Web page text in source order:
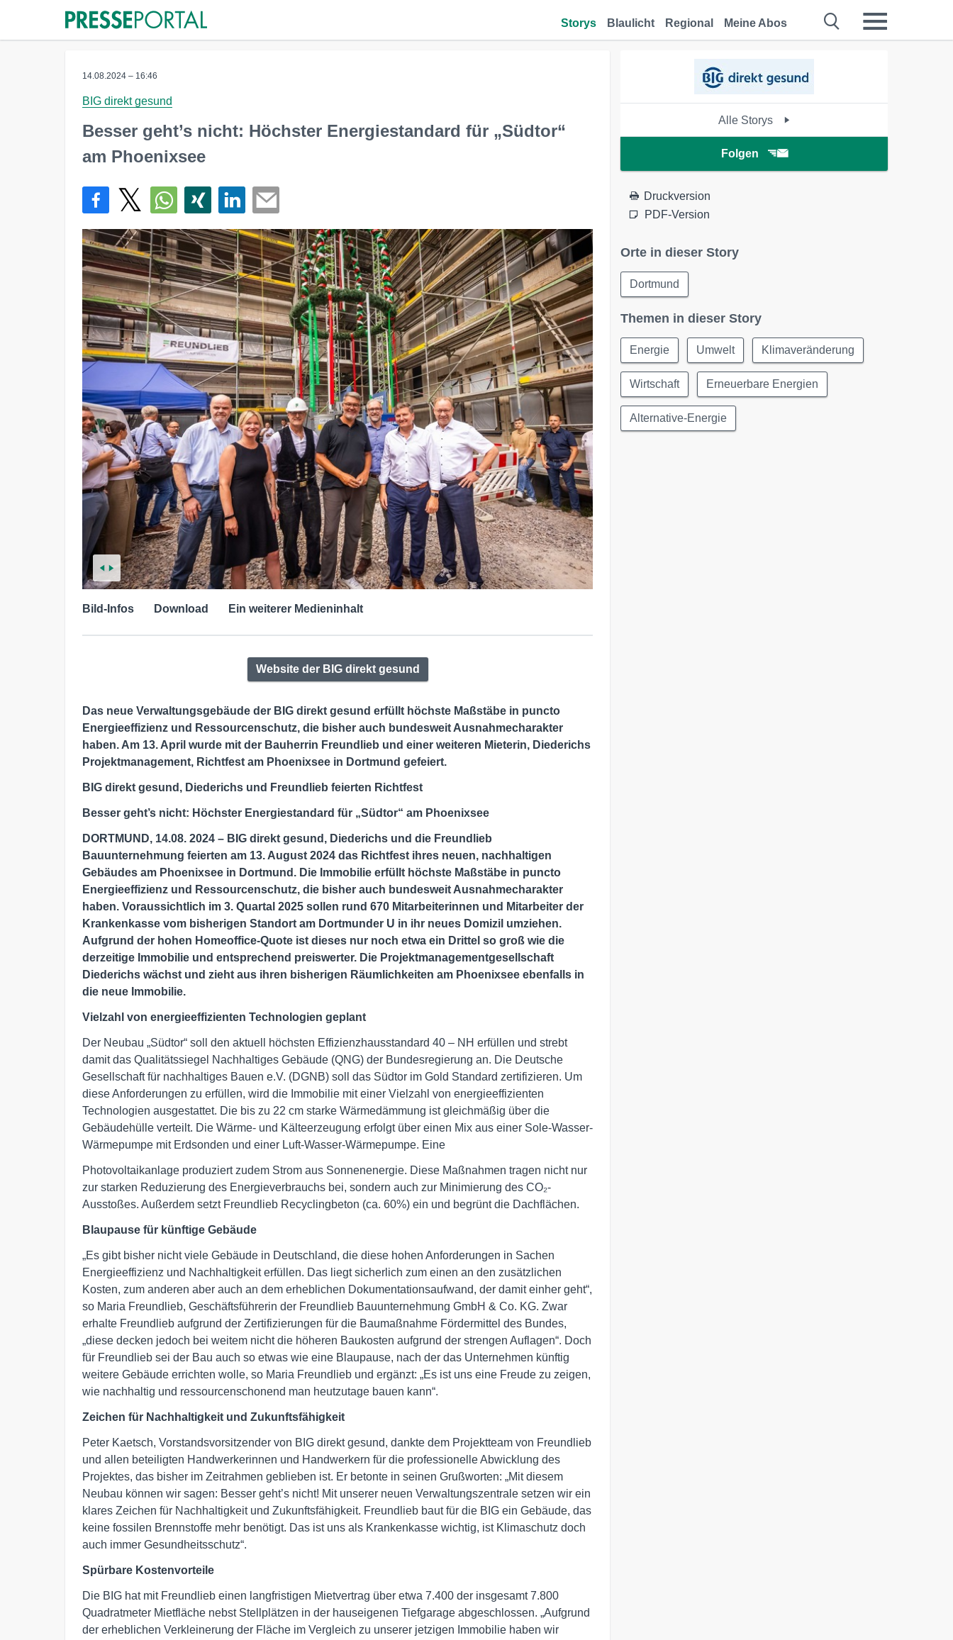
Storys Blaulicht Regional Meine Abos
14.08.2024 – 16:46
BIG direkt gesund
Besser geht’s nicht: Höchster Energiestandard für „Südtor“
am Phoenixsee
Bild-Infos Download Ein weiterer Medieninhalt
Website der BIG direkt gesund
Das neue Verwaltungsgebäude der BIG direkt gesund erfüllt höchste Maßstäbe in puncto
Energieeffizienz und Ressourcenschutz, die bisher auch bundesweit Ausnahmecharakter
haben. Am 13. April wurde mit der Bauherrin Freundlieb und einer weiteren Mieterin, Diederichs
Projektmanagement, Richtfest am Phoenixsee in Dortmund gefeiert.
BIG direkt gesund, Diederichs und Freundlieb feierten Richtfest
Besser geht’s nicht: Höchster Energiestandard für „Südtor“ am Phoenixsee
DORTMUND, 14.08. 2024 – BIG direkt gesund, Diederichs und die Freundlieb
Bauunternehmung feierten am 13. August 2024 das Richtfest ihres neuen, nachhaltigen
Gebäudes am Phoenixsee in Dortmund. Die Immobilie erfüllt höchste Maßstäbe in puncto
Energieeffizienz und Ressourcenschutz, die bisher auch bundesweit Ausnahmecharakter
haben. Voraussichtlich im 3. Quartal 2025 sollen rund 670 Mitarbeiterinnen und Mitarbeiter der
Krankenkasse vom bisherigen Standort am Dortmunder U in ihr neues Domizil umziehen.
Aufgrund der hohen Homeoffice-Quote ist dieses nur noch etwa ein Drittel so groß wie die
derzeitige Immobilie und entsprechend preiswerter. Die Projektmanagementgesellschaft
Diederichs wächst und zieht aus ihren bisherigen Räumlichkeiten am Phoenixsee ebenfalls in
die neue Immobilie.
Vielzahl von energieeffizienten Technologien geplant
Der Neubau „Südtor“ soll den aktuell höchsten Effizienzhausstandard 40 – NH erfüllen und strebt
damit das Qualitätssiegel Nachhaltiges Gebäude (QNG) der Bundesregierung an. Die Deutsche
Gesellschaft für nachhaltiges Bauen e.V. (DGNB) soll das Südtor im Gold Standard zertifizieren. Um
diese Anforderungen zu erfüllen, wird die Immobilie mit einer Vielzahl von energieeffizienten
Technologien ausgestattet. Die bis zu 22 cm starke Wärmedämmung ist gleichmäßig über die
Gebäudehülle verteilt. Die Wärme- und Kälteerzeugung erfolgt über einen Mix aus einer Sole-Wasser-
Wärmepumpe mit Erdsonden und einer Luft-Wasser-Wärmepumpe. Eine
Photovoltaikanlage produziert zudem Strom aus Sonnenenergie. Diese Maßnahmen tragen nicht nur
zur starken Reduzierung des Energieverbrauchs bei, sondern auch zur Minimierung des CO₂-
Ausstoßes. Außerdem setzt Freundlieb Recyclingbeton (ca. 60%) ein und begrünt die Dachflächen.
Blaupause für künftige Gebäude
„Es gibt bisher nicht viele Gebäude in Deutschland, die diese hohen Anforderungen in Sachen
Energieeffizienz und Nachhaltigkeit erfüllen. Das liegt sicherlich zum einen an den zusätzlichen
Kosten, zum anderen aber auch an dem erheblichen Dokumentationsaufwand, der damit einher geht“,
so Maria Freundlieb, Geschäftsführerin der Freundlieb Bauunternehmung GmbH & Co. KG. Zwar
erhalte Freundlieb aufgrund der Zertifizierungen für die Baumaßnahme Fördermittel des Bundes,
„diese decken jedoch bei weitem nicht die höheren Baukosten aufgrund der strengen Auflagen“. Doch
für Freundlieb sei der Bau auch so etwas wie eine Blaupause, nach der das Unternehmen künftig
weitere Gebäude errichten wolle, so Maria Freundlieb und ergänzt: „Es ist uns eine Freude zu zeigen,
wie nachhaltig und ressourcenschonend man heutzutage bauen kann“.
Zeichen für Nachhaltigkeit und Zukunftsfähigkeit
Peter Kaetsch, Vorstandsvorsitzender von BIG direkt gesund, dankte dem Projektteam von Freundlieb
und allen beteiligten Handwerkerinnen und Handwerkern für die professionelle Abwicklung des
Projektes, das bisher im Zeitrahmen geblieben ist. Er betonte in seinen Grußworten: „Mit diesem
Neubau können wir sagen: Besser geht’s nicht! Mit unserer neuen Verwaltungszentrale setzen wir ein
klares Zeichen für Nachhaltigkeit und Zukunftsfähigkeit. Freundlieb baut für die BIG ein Gebäude, das
keine fossilen Brennstoffe mehr benötigt. Das ist uns als Krankenkasse wichtig, ist Klimaschutz doch
auch immer Gesundheitsschutz“.
Spürbare Kostenvorteile
Die BIG hat mit Freundlieb einen langfristigen Mietvertrag über etwa 7.400 der insgesamt 7.800
Quadratmeter Mietfläche nebst Stellplätzen in der hauseigenen Tiefgarage abgeschlossen. „Aufgrund
der erheblichen Verkleinerung der Fläche im Vergleich zu unserer jetzigen Immobilie haben wir
Alle Storys
Folgen
Druckversion
PDF-Version
Orte in dieser Story
Dortmund
Themen in dieser Story
Energie Umwelt Klimaveränderung
Wirtschaft Erneuerbare Energien
Alternative-Energie